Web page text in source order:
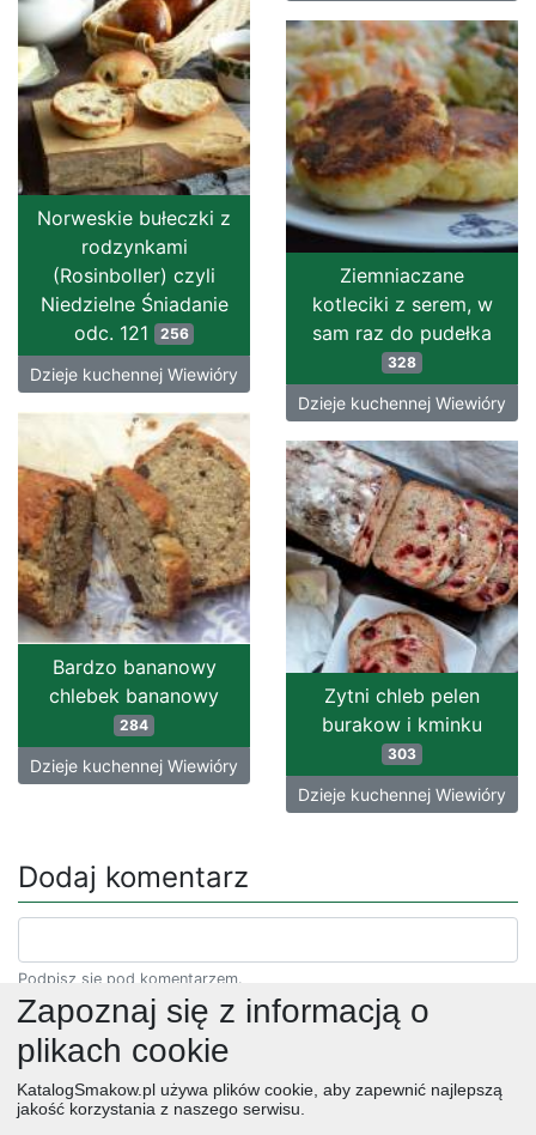
Norweskie bułeczki z
rodzynkami
(Rosinboller) czyli
Niedzielne Śniadanie
odc. 121
256
Dzieje kuchennej Wiewióry
Ziemniaczane
kotleciki z serem, w
sam raz do pudełka
328
Dzieje kuchennej Wiewióry
Bardzo bananowy
chlebek bananowy
284
Dzieje kuchennej Wiewióry
Zytni chleb pelen
burakow i kminku
303
Dzieje kuchennej Wiewióry
Dodaj komentarz
Podpisz się pod komentarzem.
Zapoznaj się z informacją o
plikach cookie
KatalogSmakow.pl używa plików cookie, aby zapewnić najlepszą
jakość korzystania z naszego serwisu.